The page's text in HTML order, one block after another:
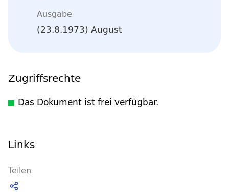
Ausgabe
(23.8.1973) August
Zugriffsrechte
Das Dokument ist frei verfügbar.
Links
Teilen